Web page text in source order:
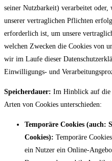
seiner Nutzbarkeit) verarbeitet
unserer vertraglichen Pflichten
erforderlich ist, um unsere
welchen Zwecken die Cookies von
wir im Laufe dieser
Einwilligungs- und
Speicherdauer: Im Hinblick auf die
Arten von Cookies unterschieden:
Temporäre Cookies (auch:
Cookies): Temporäre
ein Nutzer ein Online-